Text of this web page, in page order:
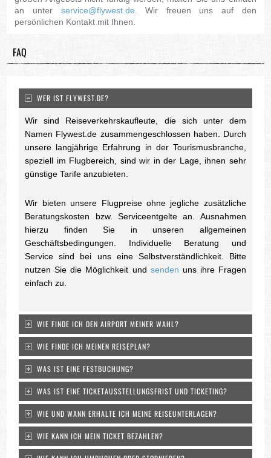
an unter service@flywest.de . Wir freuen uns auf den
persönlichen Kontakt mit Ihnen.
FAQ
WER IST FLYWEST.DE?
Wir sind Reiseverkehrskaufleute, die sich unter dem
Namen Flywest.de zusammengeschlossen haben. Durch
unsere langjährige Erfahrung in der Tourismusbranche,
speziell im Flugbereich, sind wir in der Lage, ihnen sehr
günstige Tarife anzubieten.
Wir bieten unsere Flugpreise ohne jegliche zusätzliche
Beratungskosten bzw. Serviceentgelte an. Ausnahmen
hierzu finden Sie in unseren allgemeinen
Geschäftsbedingungen. Individuelle Beratung und
Service sind bei uns eine Selbstverständlichkeit. Bitte
nutzen Sie die Möglichkeit und senden uns ihre Fragen
einfach zu.
WIE FINDE ICH DEN AIRPORT MEINER WAHL?
WIE FINDE ICH MEINEN REISEPLAN?
WAS IST EINE FESTBUCHUNG?
WAS IST EINE TICKETAUSSTELLUNGSFRIST UND TICKETING?
WIE UND WANN ERHALTE ICH MEINE REISEUNTERLAGEN?
WIE KANN ICH MEIN TICKET BEZAHLEN?